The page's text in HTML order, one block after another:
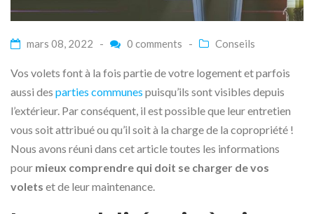
mars 08, 2022 - 0 comments - Conseils
Vos volets font à la fois partie de votre logement et parfois
aussi des parties communes puisqu’ils sont visibles depuis
l’extérieur. Par conséquent, il est possible que leur entretien
vous soit attribué ou qu’il soit à la charge de la copropriété !
Nous avons réuni dans cet article toutes les informations
pour mieux comprendre qui doit se charger de vos
volets et de leur maintenance.